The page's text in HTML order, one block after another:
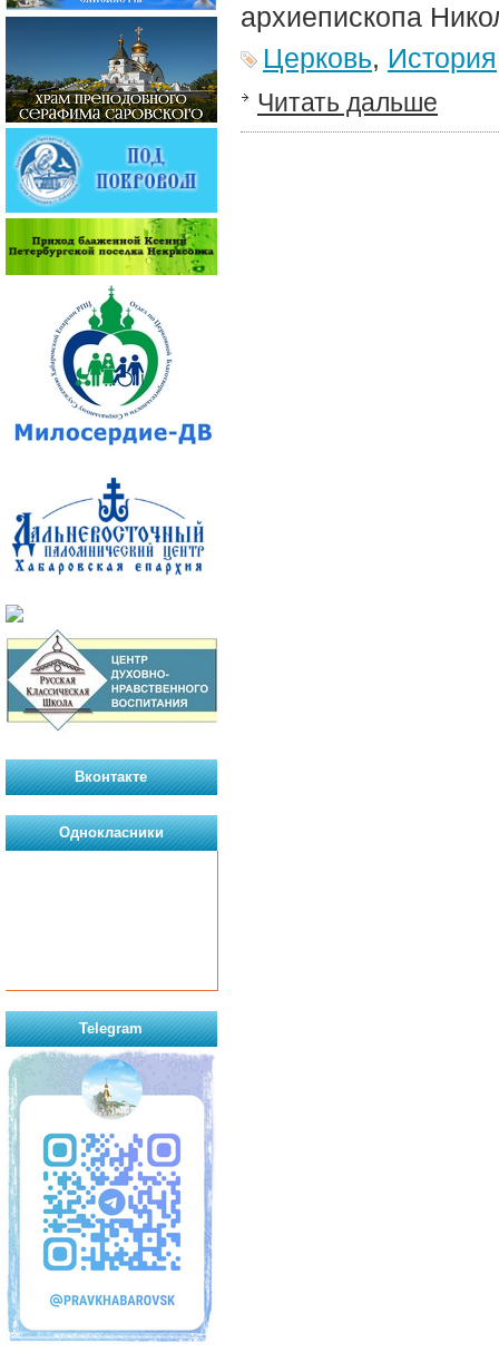
архиепископа
Церковь, История
Читать дальше
Вконтакте
Однокласники
Telegram